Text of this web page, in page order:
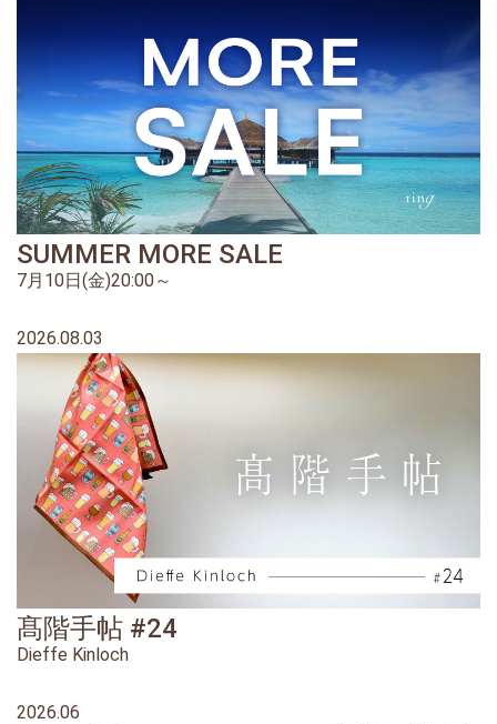
SUMMER MORE SALE
7月10日(金)20:00～
2026.08.03
髙階手帖 #24
Dieffe Kinloch
2026.06